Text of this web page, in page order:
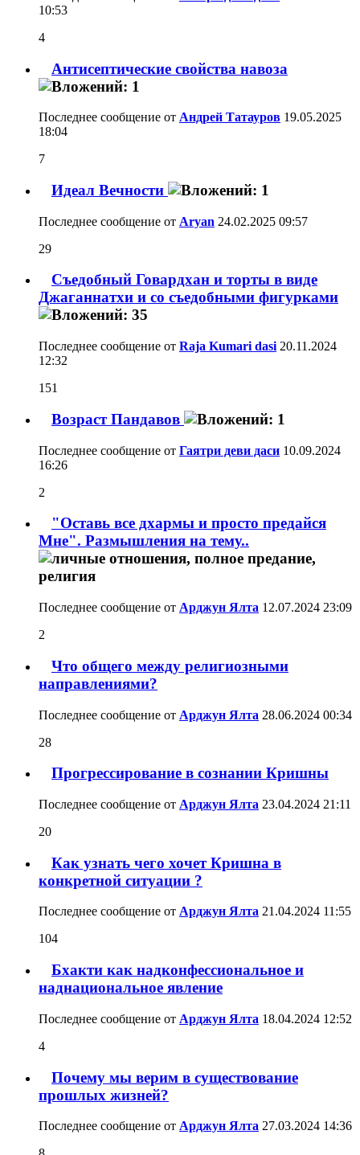
10:53
4
Антисептические свойства навоза
Последнее сообщение от Андрей Татауров 19.05.2025
18:04
7
Идеал Вечности
Последнее сообщение от Aryan 24.02.2025 09:57
29
Съедобный Говардхан и торты в виде
Джаганнатхи и со съедобными фигурками
Последнее сообщение от Raja Kumari dasi 20.11.2024
12:32
151
Возраст Пандавов
Последнее сообщение от Гаятри деви даси 10.09.2024
16:26
2
"Оставь все дхармы и просто предайся
Мне". Размышления на тему..
Последнее сообщение от Арджун Ялта 12.07.2024 23:09
2
Что общего между религиозными
направлениями?
Последнее сообщение от Арджун Ялта 28.06.2024 00:34
28
Прогрессирование в сознании Кришны
Последнее сообщение от Арджун Ялта 23.04.2024 21:11
20
Как узнать чего хочет Кришна в
конкретной ситуации ?
Последнее сообщение от Арджун Ялта 21.04.2024 11:55
104
Бхакти как надконфессиональное и
наднациональное явление
Последнее сообщение от Арджун Ялта 18.04.2024 12:52
4
Почему мы верим в существование
прошлых жизней?
Последнее сообщение от Арджун Ялта 27.03.2024 14:36